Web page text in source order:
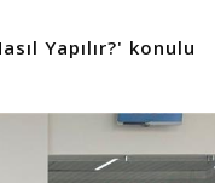
Yapılır?' konulu